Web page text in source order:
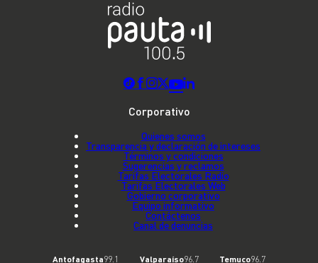
Corporativo
Quienes somos
Transparencia y declaración de intereses
Términos y condiciones
Sugerencias y reclamos
Tarifas Electorales Radio
Tarifas Electorales Web
Gobierno corporativo
Equipo informativo
Contáctenos
Canal de denuncias
Antofagasta99.1 Valparaíso96.7 Temuco96.7